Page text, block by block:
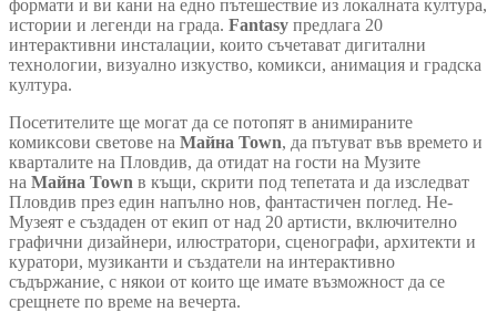
формати и ви кани на едно пътешествие из локалната култура,
истории и легенди на града. Fantasy предлага 20
интерактивни инсталации, които съчетават дигитални
технологии, визуално изкуство, комикси, анимация и градска
култура.
Посетителите ще могат да се потопят в анимираните
комиксови светове на Майна Town, да пътуват във времето и
кварталите на Пловдив, да отидат на гости на Музите
на Майна Town в къщи, скрити под тепетата и да изследват
Пловдив през един напълно нов, фантастичен поглед. Не-
Музеят е създаден от екип от над 20 артисти, включително
графични дизайнери, илюстратори, сценографи, архитекти и
куратори, музиканти и създатели на интерактивно
съдържание, с някои от които ще имате възможност да се
срещнете по време на вечерта.